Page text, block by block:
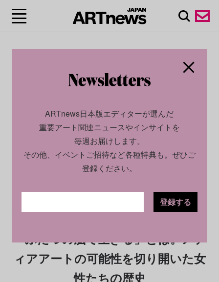
2025.02.10
「ふたつの脳で生きる」とは。メデ
ィアアートの可能性を切り開いた女
性たちの歴史
ARTnews日本版エディターが選んだ
重要アート関連ニュースやインサイトを
毎週お届けします。
その他、イベントご招待など各種特典も。ぜひご
登録ください。
登録する